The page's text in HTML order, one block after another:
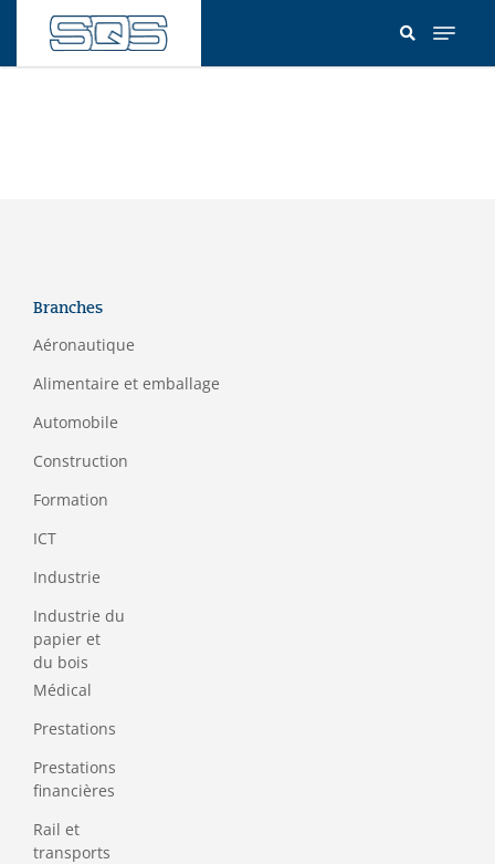
contenu
Branches
Aéronautique
Alimentaire et emballage
Automobile
Construction
Formation
ICT
Industrie
Industrie du
papier et
du bois
Médical
Prestations
Prestations
financières
Rail et
transports